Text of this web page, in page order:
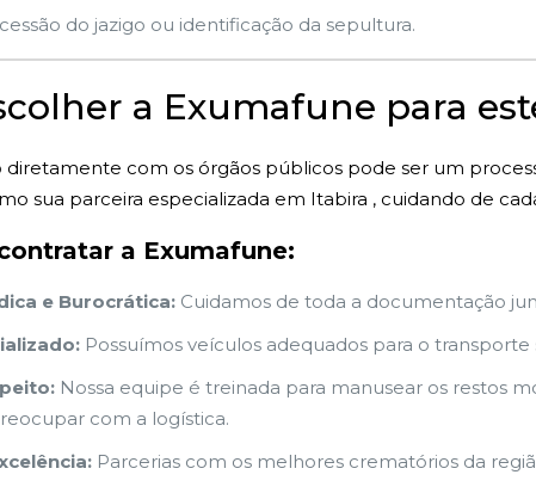
do jazigo ou identificação da sepultura.
a Exumafune para
diretamente com os órgãos públicos pode ser um
sua parceira especializada em Itabira , cuidando de
a Exumafune:
e Burocrática:Cuidamos de toda a documentação
Possuímos veículos adequados para o
Nossa equipe é treinada para manusear os restos
com a logística.
Parcerias com os melhores crematórios da